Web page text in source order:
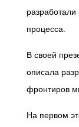
разработали
процесса.
В своей
описала
фронтиров
На первом